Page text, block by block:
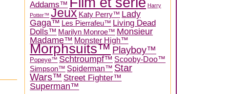
Addams™
Harry
Potter™ Jeux Katy Perry™ Lady
Gaga™ Les Pierrafeu™ Living Dead
Dolls™ Marilyn Monroe™ Monsieur
Madame™ Monster High™
Morphsuits™Playboy™
Popeye™ Schtroumpf™ Scooby-Doo™
Simpson™ Spiderman™ Star
Wars™ Street Fighter™
Superman™